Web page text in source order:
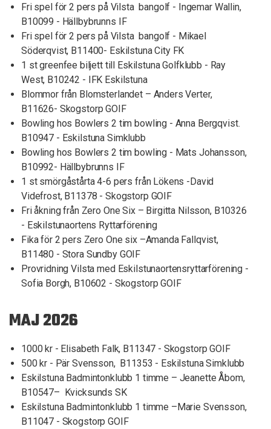
Fri spel för 2 pers på Vilsta bangolf - Ingemar Wallin,
B10099 - Hällbybrunns IF
Fri spel för 2 pers på Vilsta bangolf - Mikael
Söderqvist, B11400- Eskilstuna City FK
1 st greenfee biljett till Eskilstuna Golfklubb - Ray
West, B10242 - IFK Eskilstuna
Blommor från Blomsterlandet – Anders Verter,
B11626- Skogstorp GOIF
Bowling hos Bowlers 2 tim bowling - Anna Bergqvist.
B10947 - Eskilstuna Simklubb
Bowling hos Bowlers 2 tim bowling - Mats Johansson,
B10992- Hällbybrunns IF
1 st smörgåstårta 4-6 pers från Lökens -David
Videfrost, B11378 - Skogstorp GOIF
Fri åkning från Zero One Six – Birgitta Nilsson, B10326
- Eskilstunaortens Ryttarförening
Fika för 2 pers Zero One six –Amanda Fallqvist,
B11480 - Stora Sundby GOIF
Provridning Vilsta med Eskilstunaortensryttarförening -
Sofia Borgh, B10602 - Skogstorp GOIF
MAJ 2026
1000 kr - Elisabeth Falk, B11347 - Skogstorp GOIF
500 kr - Pär Svensson, B11353 - Eskilstuna Simklubb
Eskilstuna Badmintonklubb 1 timme – Jeanette Åbom,
B10547– Kvicksunds SK
Eskilstuna Badmintonklubb 1 timme –Marie Svensson,
B11047 - Skogstorp GOIF